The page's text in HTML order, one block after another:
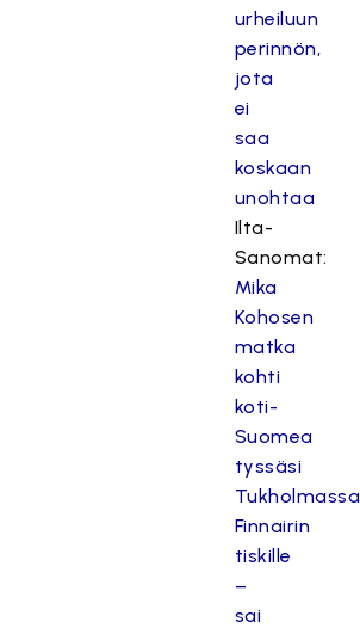
urheiluun
perinnön,
jota
ei
saa
koskaan
unohtaa
Ilta-
Sanomat:
Mika
Kohosen
matka
kohti
koti-
Suomea
tyssäsi
Tukholmassa
Finnairin
tiskille
–
sai